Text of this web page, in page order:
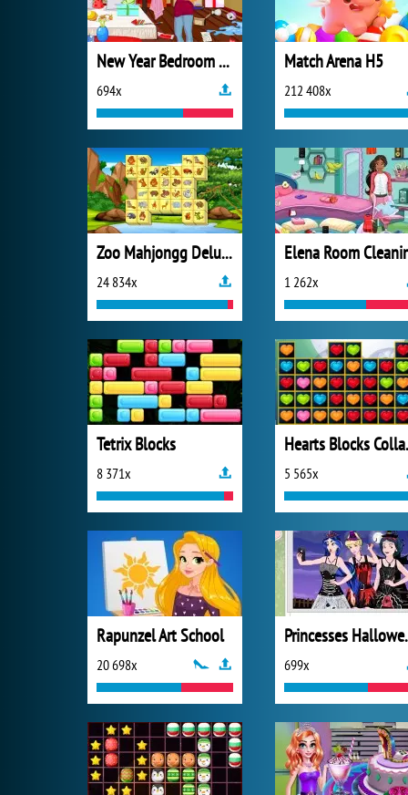
New Year Bedroom Cleaning
694x
Match Arena H5
212 408x
Zoo Mahjongg Deluxe
24 834x
Elena Room
1 262x
Tetrix Blocks
8 371x 5 565x
Rapunzel Art School
20 698x 699x